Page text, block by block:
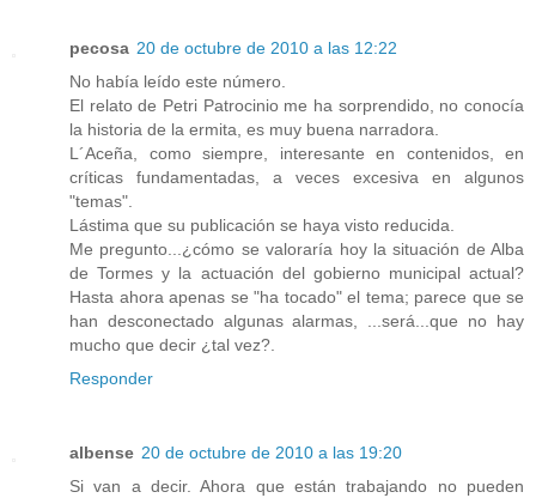
pecosa 20 de octubre de 2010 a las 12:22
No había leído este número.
El relato de Petri Patrocinio me ha sorprendido, no conocía
la historia de la ermita, es muy buena narradora.
L´Aceña, como siempre, interesante en contenidos, en
críticas fundamentadas, a veces excesiva en algunos
"temas".
Lástima que su publicación se haya visto reducida.
Me pregunto...¿cómo se valoraría hoy la situación de Alba
de Tormes y la actuación del gobierno municipal actual?
Hasta ahora apenas se "ha tocado" el tema; parece que se
han desconectado algunas alarmas, ...será...que no hay
mucho que decir ¿tal vez?.
Responder
albense 20 de octubre de 2010 a las 19:20
Si van a decir. Ahora que están trabajando no pueden